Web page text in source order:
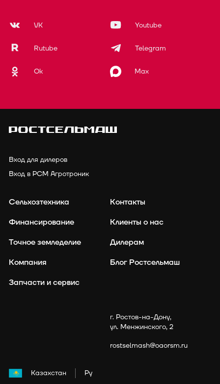
VK Youtube
Rutube Telegram
Ok Max
Вход для дилеров
Вход в РСМ Агротроник
Сельхозтехника
Финансирование
Точное земледелие
Компания
Запчасти и сервис
Контакты
Клиенты о нас
Дилерам
Блог Ростсельмаш
rostselmash@oaorsm.ru
г. Ростов-на-Дону,
ул. Менжинского, 2
Казахстан Ру